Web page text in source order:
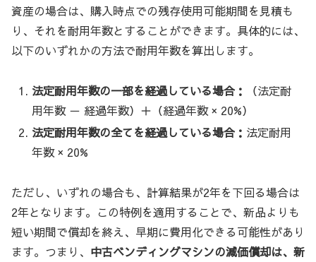
資産の場合は、購入時点での残存使用可能期間を見積も
り、それを耐用年数とすることができます。具体的には、
以下のいずれかの方法で耐用年数を算出します。
法定耐用年数の一部を経過している場合：
（法定耐
用年数 － 経過年数）＋（経過年数 × 20%）
法定耐用年数の全てを経過している場合： 法定耐用
年数 × 20%
ただし、いずれの場合も、計算結果が2年を下回る場合は
2年となります。この特例を適用することで、新品よりも
短い期間で償却を終え、早期に費用化できる可能性があり
ます。つまり、 中古ベンディングマシンの減価償却は、新